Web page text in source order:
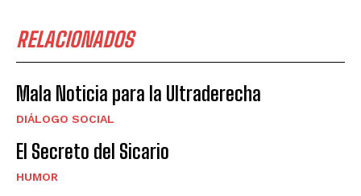
RELACIONADOS
Mala Noticia para la Ultraderecha
DIÁLOGO SOCIAL
El Secreto del Sicario
HUMOR